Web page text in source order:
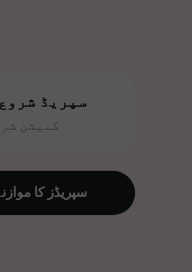
سپریڈ شروع
کمیشن
سپریڈز کا موازنہ